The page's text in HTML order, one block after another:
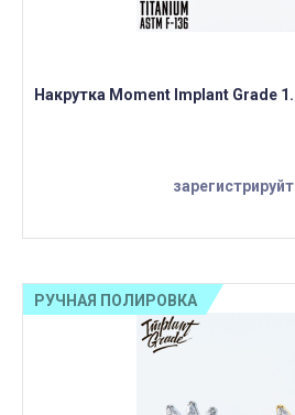
Накрутка Moment Implant Grade
РУЧНАЯ ПОЛИРОВКА